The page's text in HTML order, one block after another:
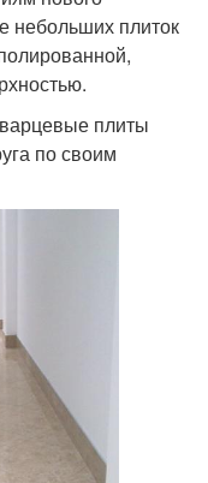
небольших плиток
плиты
по своим